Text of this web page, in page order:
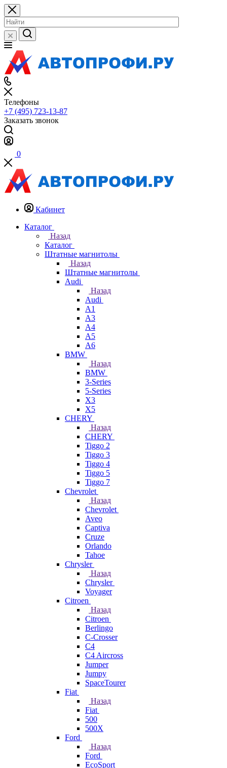
Телефоны
+7 (495) 723-13-87
Заказать звонок
0
Кабинет
Каталог
Назад
Каталог
Штатные магнитолы
Назад
Штатные магнитолы
Audi
Назад
Audi
A1
A3
A4
A5
A6
BMW
Назад
BMW
3-Series
5-Series
X3
X5
CHERY
Назад
CHERY
Tiggo 2
Tiggo 3
Tiggo 4
Tiggo 5
Tiggo 7
Chevrolet
Назад
Chevrolet
Aveo
Captiva
Cruze
Orlando
Tahoe
Chrysler
Назад
Chrysler
Voyager
Citroen
Назад
Citroen
Berlingo
C-Crosser
C4
C4 Aircross
Jumper
Jumpy
SpaceTourer
Fiat
Назад
Fiat
500
500X
Ford
Назад
Ford
EcoSport